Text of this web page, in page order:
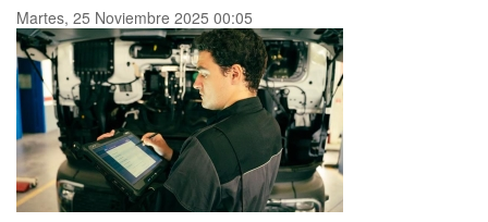
Martes, 25 Noviembre 2025 00:05